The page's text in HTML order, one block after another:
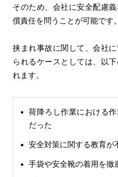
そのため、会社に安全配慮
償責任を問うことが可能です。
挟まれ事故に関して、会社
られるケースとしては、以
れます。
荷降ろし作業における
だった
安全対策に関する教育が
手袋や安全靴の着用を徹